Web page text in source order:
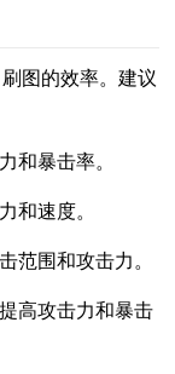
图的效率。建议
和暴击率。
和速度。
范围和攻击力。
高攻击力和暴击